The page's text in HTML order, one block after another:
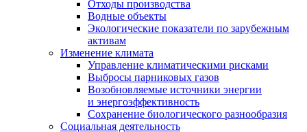
Отходы производства
Водные объекты
Экологические показатели по зарубежным
активам
Изменение климата
Управление климатическими рисками
Выбросы парниковых газов
Возобновляемые источники энергии
и энергоэффективность
Сохранение биологического разнообразия
Социальная деятельность